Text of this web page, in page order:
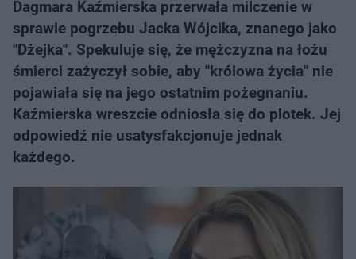
Dagmara Kaźmierska przerwała milczenie w
sprawie pogrzebu Jacka Wójcika, znanego jako
"Dżejka". Spekuluje się, że mężczyzna na łożu
śmierci zażyczył sobie, aby "królowa życia" nie
pojawiała się na jego ostatnim pożegnaniu.
Kaźmierska wreszcie odniosła się do plotek. Jej
odpowiedź nie usatysfakcjonuje jednak
każdego.